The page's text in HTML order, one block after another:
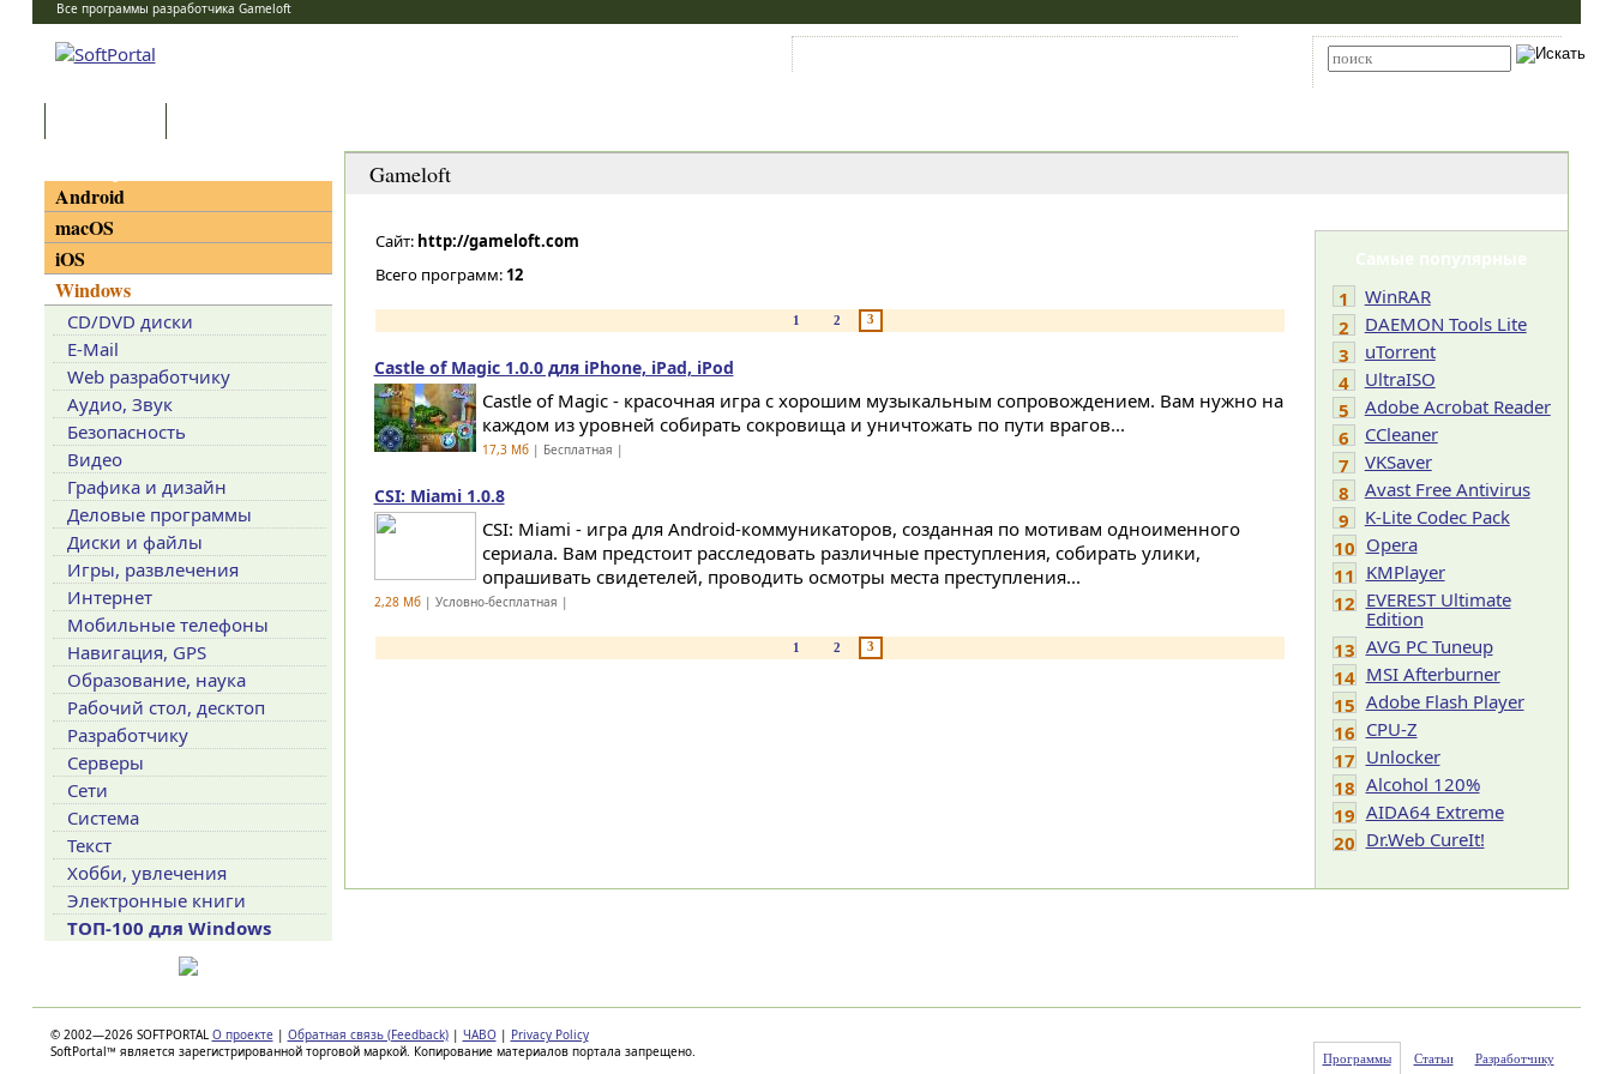
Все программы разработчика Gameloft
Gameloft
Сайт: http://gameloft.com
Всего программ: 12
1 2 3
Castle of Magic 1.0.0 для iPhone, iPad, iPod
Castle of Magic - красочная игра с хорошим музыкальным сопровождением. Вам нужно на
каждом из уровней собирать сокровища и уничтожать по пути врагов...
17,3 Мб| Бесплатная |
CSI: Miami 1.0.8
CSI: Miami - игра для Android-коммуникаторов, созданная по мотивам одноименного
сериала. Вам предстоит расследовать различные преступления, собирать улики,
опрашивать свидетелей, проводить осмотры места преступления...
2,28 Мб| Условно-бесплатная |
1 2 3
Самые популярные
1
WinRAR
2
DAEMON Tools Lite
3
uTorrent
4
UltraISO
5
Adobe Acrobat Reader
6
CCleaner
7
VKSaver
8
Avast Free Antivirus
9
K-Lite Codec Pack
10 Opera
11 KMPlayer
12 EVEREST Ultimate
Edition
13 AVG PC Tuneup
14 MSI Afterburner
15 Adobe Flash Player
16 CPU-Z
17 Unlocker
18 Alcohol 120%
19 AIDA64 Extreme
20 Dr.Web CureIt!
Android
macOS
iOS
Windows
CD/DVD диски
E-Mail
Web разработчику
Аудио, Звук
Безопасность
Видео
Графика и дизайн
Деловые программы
Диски и файлы
Игры, развлечения
Интернет
Мобильные телефоны
Навигация, GPS
Образование, наука
Рабочий стол, десктоп
Разработчику
Серверы
Сети
Система
Текст
Хобби, увлечения
Электронные книги
ТОП-100 для Windows
© 2002—2026 SOFTPORTAL О проекте | Обратная связь (Feedback) | ЧАВО | Privacy Policy
SoftPortal™ является зарегистрированной торговой маркой. Копирование материалов портала запрещено.
Программы Статьи Разработчику